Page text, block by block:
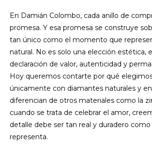
En Damián Colombo, cada anillo de
promesa. Y esa promesa se construye
tan único como el momento que
natural. No es solo una elección estética,
declaración de valor, autenticidad y
Hoy queremos contarte por qué
únicamente con diamantes naturales y
diferencian de otros materiales como la
cuando se trata de celebrar el amor,
detalle debe ser tan real y duradero
representa.